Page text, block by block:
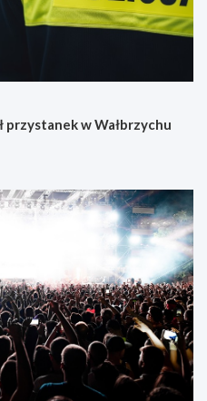
przystanek w Wałbrzychu